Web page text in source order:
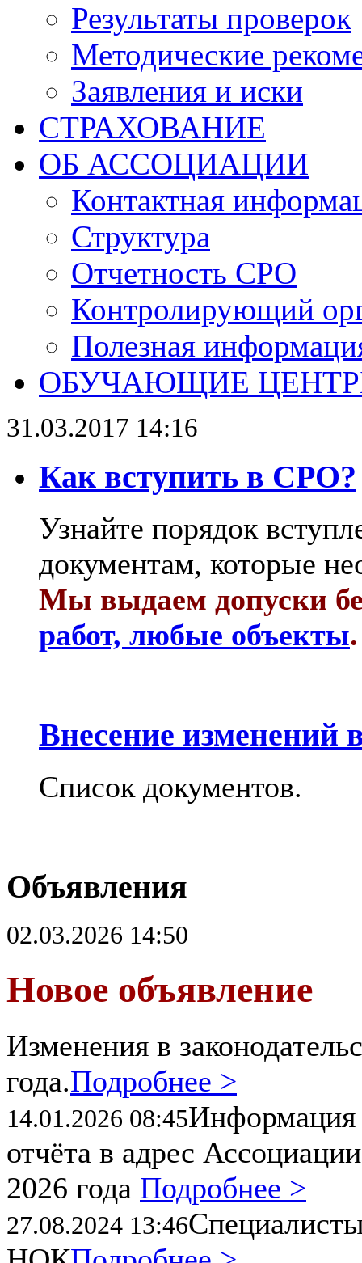
Результаты проверок
Методические
Заявления и иски
СТРАХОВАНИЕ
ОБ АССОЦИАЦИИ
Контактная
Структура
Отчетность СРО
Контролирующий
Полезная
ОБУЧАЮЩИЕ
31.03.2017 14:16
Как вступить в СРО?
Узнайте порядок
документам, которые
Мы выдаем допуски
работ, любые объекты.
Внесение изменений
Список документов.
Объявления
02.03.2026 14:50
Новое объявление
Изменения в
года.Подробнее >
14.01.2026 08:45Информация
отчёта в адрес
2026 года Подробнее >
27.08.2024 13:46